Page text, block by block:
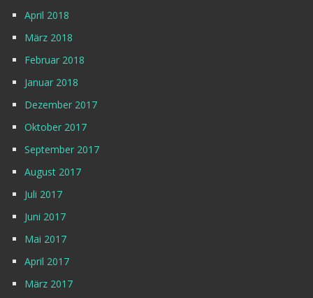
April 2018
März 2018
Februar 2018
Januar 2018
Dezember 2017
Oktober 2017
September 2017
August 2017
Juli 2017
Juni 2017
Mai 2017
April 2017
März 2017